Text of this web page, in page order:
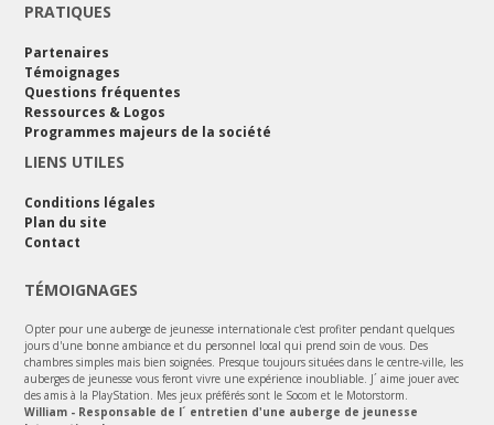
PRATIQUES
Partenaires
Témoignages
Questions fréquentes
Ressources & Logos
Programmes majeurs de la société
LIENS UTILES
Conditions légales
Plan du site
Contact
TÉMOIGNAGES
Opter pour une auberge de jeunesse internationale c'est profiter pendant quelques
jours d'une bonne ambiance et du personnel local qui prend soin de vous. Des
chambres simples mais bien soignées. Presque toujours situées dans le centre-ville, les
auberges de jeunesse vous feront vivre une expérience inoubliable. J´ aime jouer avec
des amis à la PlayStation. Mes jeux préférés sont le Socom et le Motorstorm.
William - Responsable de l´ entretien d'une auberge de jeunesse